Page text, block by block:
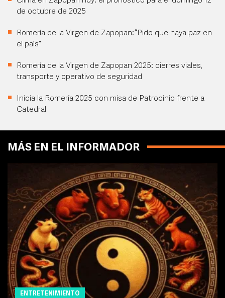
de octubre de 2025
Romería de la Virgen de Zapopan: “Pido que haya paz en
el país”
Romería de la Virgen de Zapopan 2025: cierres viales,
transporte y operativo de seguridad
Inicia la Romería 2025 con misa de Patrocinio frente a
Catedral
MÁS EN EL INFORMADOR
ENTRETENIMIENTO